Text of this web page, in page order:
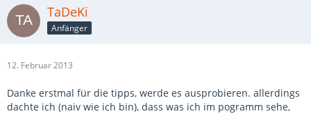
TaDeKi
Anfänger
12. Februar 2013
Danke erstmal für die tipps, werde es ausprobieren. allerdings
dachte ich (naiv wie ich bin), dass was ich im pogramm sehe,